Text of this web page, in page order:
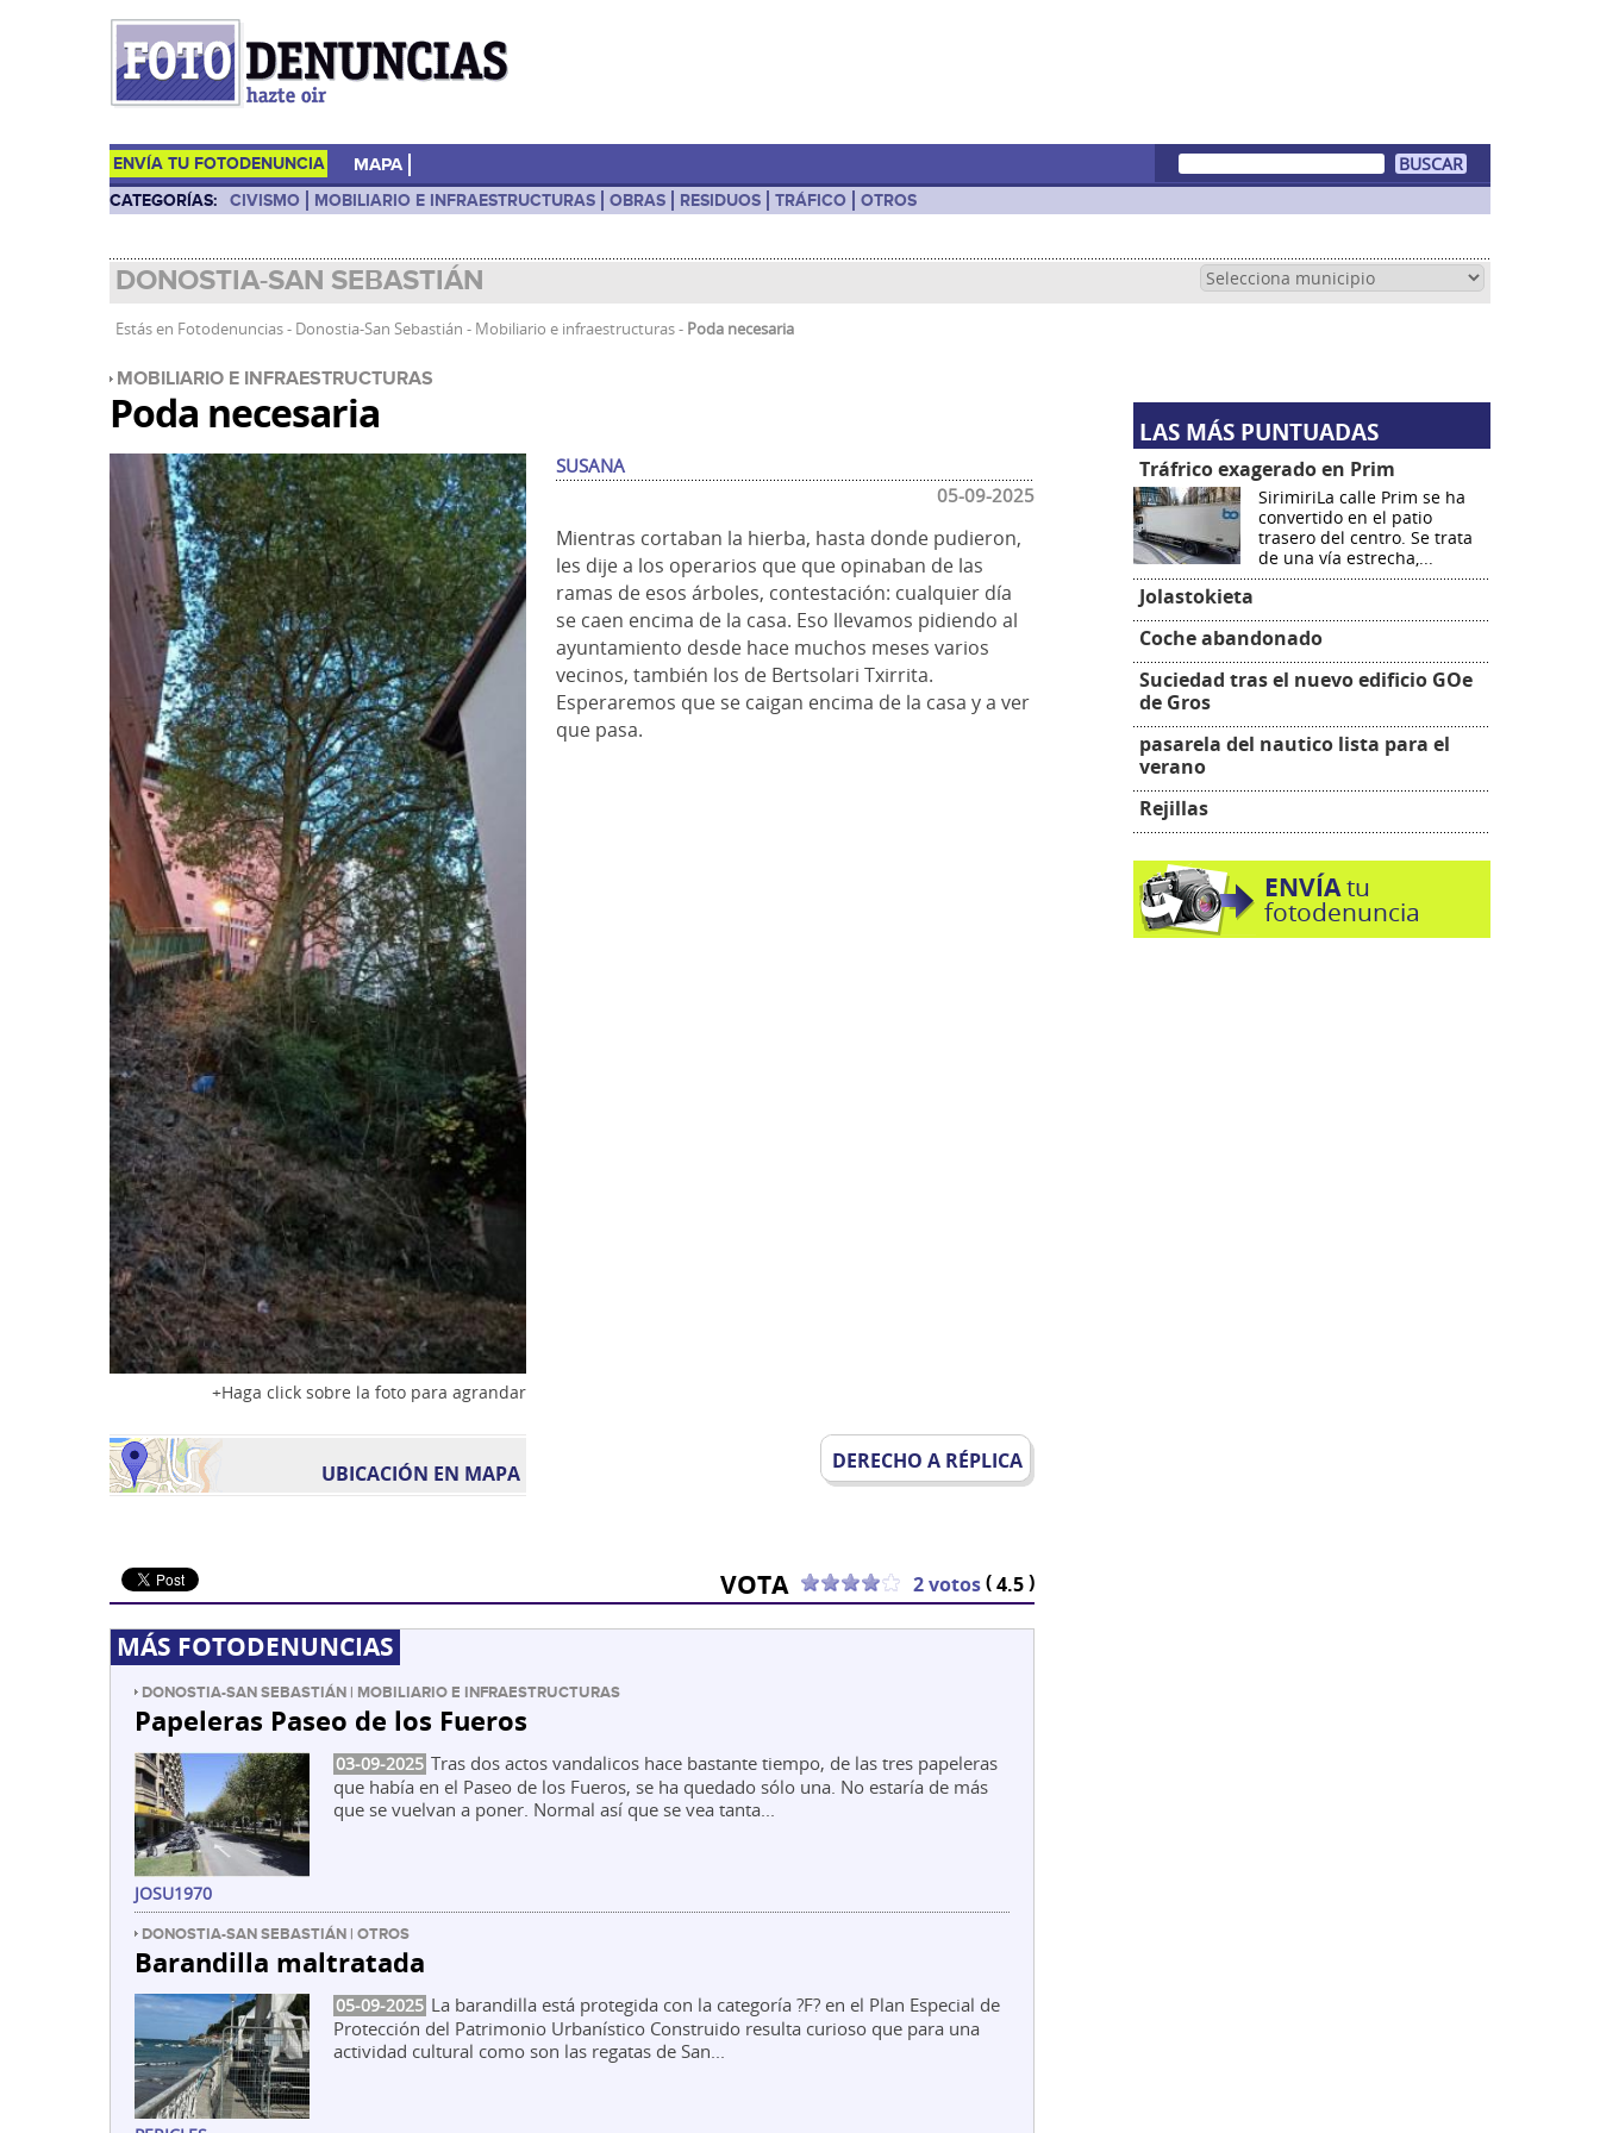
ENVÍA TU FOTODENUNCIA MAPA
CATEGORÍAS: CIVISMO MOBILIARIO E INFRAESTRUCTURAS OBRAS RESIDUOS TRÁFICO OTROS
DONOSTIA-SAN SEBASTIÁN
Estás en Fotodenuncias- Donostia-San Sebastián - Mobiliario e infraestructuras- Poda necesaria
MOBILIARIO E INFRAESTRUCTURAS
Poda necesaria
Haga click sobre la foto para agrandar
UBICACIÓN EN MAPA
SUSANA
05-09-2025
Mientras cortaban la hierba, hasta donde pudieron,
les dije a los operarios que que opinaban de las
ramas de esos árboles, contestación: cualquier día
se caen encima de la casa. Eso llevamos pidiendo al
ayuntamiento desde hace muchos meses varios
vecinos, también los de Bertsolari Txirrita.
Esperaremos que se caigan encima de la casa y a ver
que pasa.
DERECHO A RÉPLICA
VOTA 2 votos(4.5)
MÁS FOTODENUNCIAS
DONOSTIA-SAN SEBASTIÁN | MOBILIARIO E INFRAESTRUCTURAS
Papeleras Paseo de los Fueros
03-09-2025 Tras dos actos vandalicos hace bastante tiempo, de las tres papeleras
que había en el Paseo de los Fueros, se ha quedado sólo una. No estaría de más
que se vuelvan a poner. Normal así que se vea tanta...
JOSU1970
DONOSTIA-SAN SEBASTIÁN | OTROS
Barandilla maltratada
05-09-2025 La barandilla está protegida con la categoría ?F? en el Plan Especial de
Protección del Patrimonio Urbanístico Construido resulta curioso que para una
actividad cultural como son las regatas de San...
LAS MÁS PUNTUADAS
Tráfrico exagerado en Prim
SirimiriLa calle Prim se ha
convertido en el patio
trasero del centro. Se trata
de una vía estrecha,...
Jolastokieta
Coche abandonado
Suciedad tras el nuevo edificio GOe
de Gros
pasarela del nautico lista para el
verano
Rejillas
ENVÍAtu
fotodenuncia